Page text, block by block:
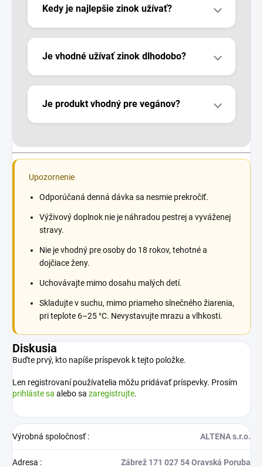
Kedy je najlepšie zinok užívať?
Je vhodné užívať zinok dlhodobo?
Je produkt vhodný pre vegánov?
Upozornenie
Odporúčaná denná dávka sa nesmie prekročiť.
Výživový doplnok nie je náhradou pestrej a vyváženej
stravy.
Nie je vhodný pre osoby do 18 rokov, tehotné a
dojčiace ženy.
Uchovávajte mimo dosahu malých detí.
Skladujte v suchu, mimo priameho slnečného žiarenia,
pri teplote 6–25 °C. Nevystavujte mrazu a vlhkosti.
Diskusia
Buďte prvý, kto napíše príspevok k tejto položke.
Len registrovaní používatelia môžu pridávať príspevky. Prosím
prihláste sa alebo sa zaregistrujte.
Výrobná spoločnosť: ALTENA s.r.o.
Adresa : Zábrež 171 027 54 Oravská Poruba